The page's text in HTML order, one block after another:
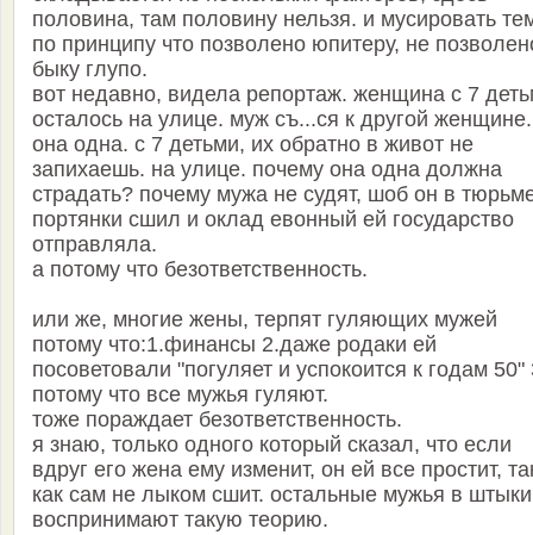
половина, там половину нельзя. и мусировать
по принципу что позволено юпитеру, не
быку глупо.
вот недавно, видела репортаж. женщина с 7
осталось на улице. муж съ...ся к другой женщине.
она одна. с 7 детьми, их обратно в живот не
запихаешь. на улице. почему она одна должна
страдать? почему мужа не судят, шоб он в
портянки сшил и оклад евонный ей государство
отправляла.
а потому что безответственность.
или же, многие жены, терпят гуляющих мужей
потому что:1.финансы 2.даже родаки ей
посоветовали "погуляет и успокоится к годам 50"
потому что все мужья гуляют.
тоже пораждает безответственность.
я знаю, только одного который сказал, что если
вдруг его жена ему изменит, он ей все простит,
как сам не лыком сшит. остальные мужья в штыки
воспринимают такую теорию.